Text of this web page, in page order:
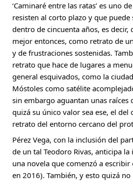
‘Caminaré entre las ratas’ es uno
resisten al corto plazo y que
dentro de cincuenta años, es decir,
mejor entonces, como retrato de
y de frustraciones sostenidas.
retrato que hace de lugares a
general esquivados, como la
Móstoles como satélite
sin embargo aguantan unas raíces
quizá su único valor sea ese, el
retrato del entorno cercano del
Pérez Vega, con la inclusión del
de un tal Teodoro Rivas, anticipa la
una novela que comenzó a
en 2016). También, y esto quizá